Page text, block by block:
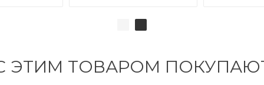
ЭТИМ ТОВАРОМ